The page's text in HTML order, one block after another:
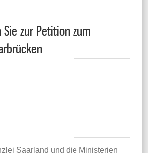
Sie zur Petition zum
Saarland und die Ministerien